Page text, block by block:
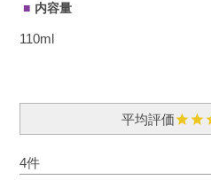
内容量
110ml
4